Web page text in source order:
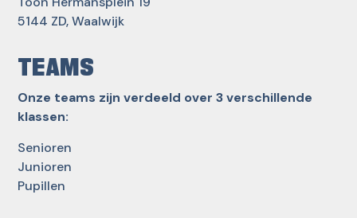
5144 ZD, Waalwijk
TEAMS
Onze teams zijn verdeeld over 3 verschillende
klassen:
Senioren
Junioren
Pupillen